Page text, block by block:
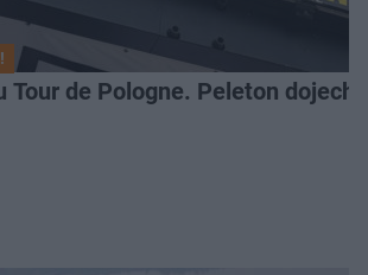
Tour de Pologne. Peleton